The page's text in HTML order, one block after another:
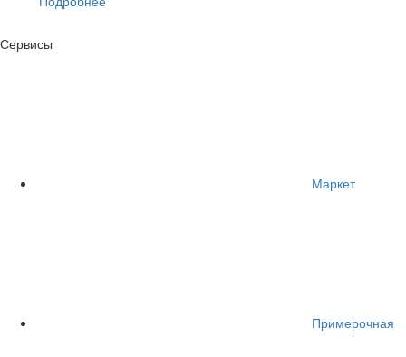
Сервисы
Маркет
Примерочная